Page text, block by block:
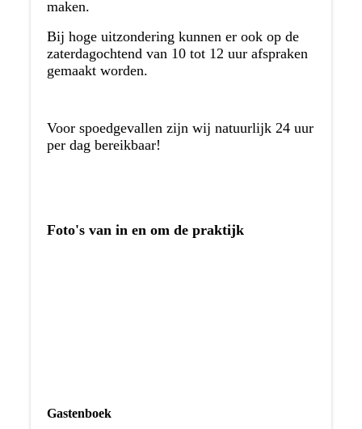
maken.
Bij hoge uitzondering kunnen er ook op de
zaterdagochtend van 10 tot 12 uur afspraken
gemaakt worden.
Voor spoedgevallen zijn wij natuurlijk 24 uur
per dag bereikbaar!
Foto's van in en om de praktijk
Gastenboek